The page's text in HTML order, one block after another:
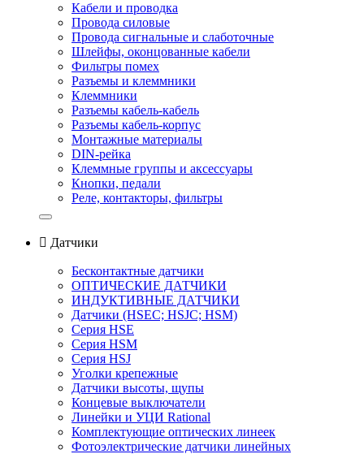
Кабели и проводка
Провода силовые
Провода сигнальные и слаботочные
Шлейфы, оконцованные кабели
Фильтры помех
Разъемы и клеммники
Клеммники
Разъемы кабель-кабель
Разъемы кабель-корпус
Монтажные материалы
DIN-рейка
Клеммные группы и аксессуары
Кнопки, педали
Реле, контакторы, фильтры
 Датчики
Бесконтактные датчики
ОПТИЧЕСКИЕ ДАТЧИКИ
ИНДУКТИВНЫЕ ДАТЧИКИ
Датчики (HSEС; HSJС; HSM)
Серия HSE
Серия HSM
Серия HSJ
Уголки крепежные
Датчики высоты, щупы
Концевые выключатели
Линейки и УЦИ Rational
Комплектующие оптических линеек
Фотоэлектрические датчики линейных